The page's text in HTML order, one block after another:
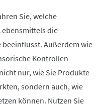
Sie, welche
die
Außerdem wie
Kontrollen
nur, wie Sie Produkte
sondern auch, wie
können. Nutzen Sie